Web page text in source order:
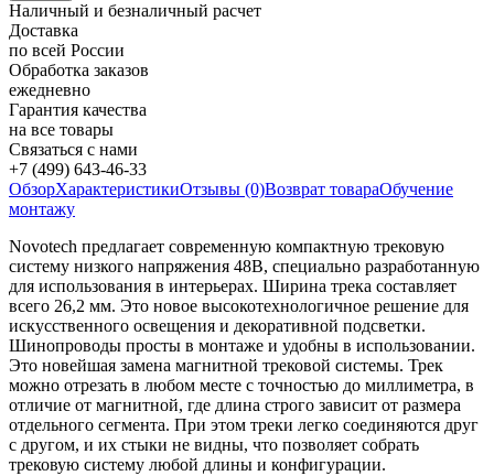
Наличный и безналичный расчет
Доставка
по всей России
Обработка заказов
ежедневно
Гарантия качества
на все товары
Связаться с нами
+7 (499) 643-46-33
ОбзорХарактеристикиОтзывы (0)Возврат товараОбучение
монтажу
Novotech предлагает современную компактную трековую
систему низкого напряжения 48В, специально разработанную
для использования в интерьерах. Ширина трека составляет
всего 26,2 мм. Это новое высокотехнологичное решение для
искусственного освещения и декоративной подсветки.
Шинопроводы просты в монтаже и удобны в использовании.
Это новейшая замена магнитной трековой системы. Трек
можно отрезать в любом месте с точностью до миллиметра, в
отличие от магнитной, где длина строго зависит от размера
отдельного сегмента. При этом треки легко соединяются друг
с другом, и их стыки не видны, что позволяет собрать
трековую систему любой длины и конфигурации.